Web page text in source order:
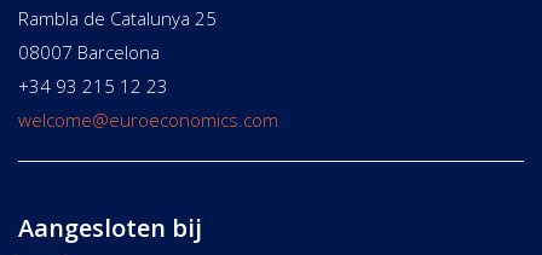
Rambla de Catalunya 25
08007 Barcelona
+34 93 215 12 23
welcome@euroeconomics.com
Aangesloten bij